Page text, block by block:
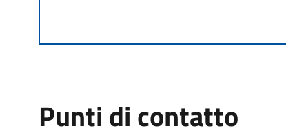
Punti di contatto